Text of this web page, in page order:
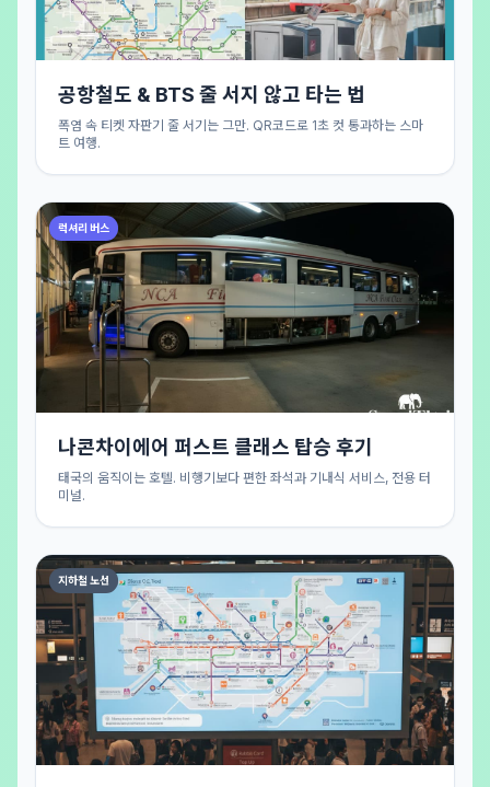
공항철도 & BTS 줄 서지 않고 타는 법
폭염 속 티켓 자판기 줄 서기는 그만. QR코드로 1초 컷 통과하는 스마
트 여행.
럭셔리 버스
나콘차이에어 퍼스트 클래스 탑승 후기
태국의 움직이는 호텔. 비행기보다 편한 좌석과 기내식 서비스, 전용 터
미널.
지하철 노선